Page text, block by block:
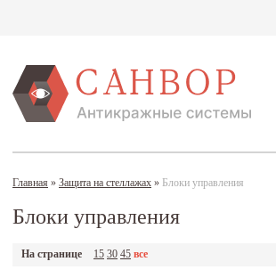
Главная » Защита на стеллажах » Блоки управления
Блоки управления
На странице 15 30 45 все